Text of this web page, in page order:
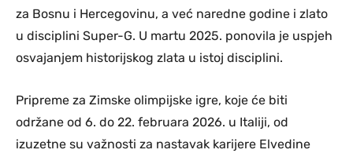
za Bosnu i Hercegovinu, a već naredne godine i zlato
u disciplini Super-G. U martu 2025. ponovila je uspjeh
osvajanjem historijskog zlata u istoj disciplini.
Pripreme za Zimske olimpijske igre, koje će biti
održane od 6. do 22. februara 2026. u Italiji, od
izuzetne su važnosti za nastavak karijere Elvedine